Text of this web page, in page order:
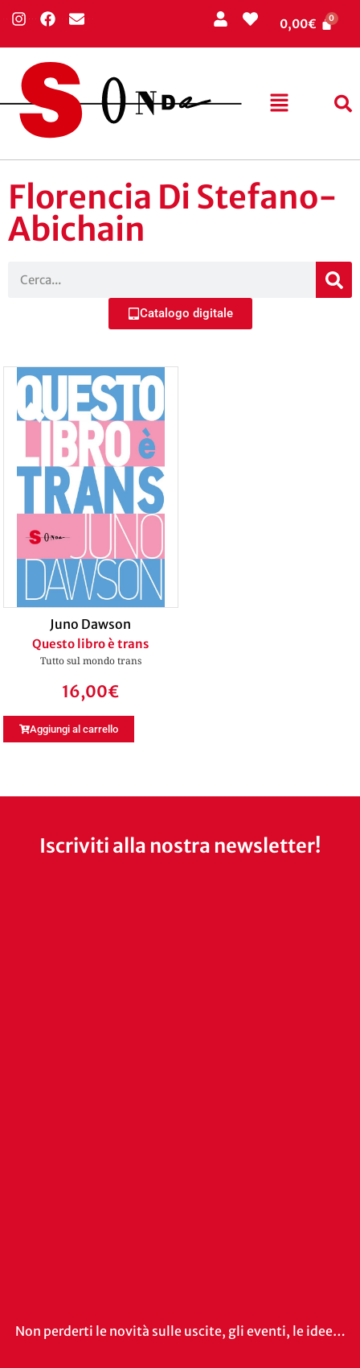
0,00€
Florencia Di Stefano-
Abichain
Catalogo digitale
Juno Dawson
Questo libro è trans
Tutto sul mondo trans
16,00€
Aggiungi al carrello
Iscriviti alla nostra newsletter!
Non perderti le novità sulle uscite, gli eventi, le idee…